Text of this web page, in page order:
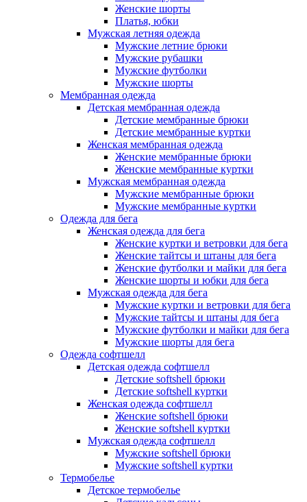
Женские шорты
Платья, юбки
Мужская летняя одежда
Мужские летние брюки
Мужские рубашки
Мужские футболки
Мужские шорты
Мембранная одежда
Детская мембранная одежда
Детские мембранные брюки
Детские мембранные куртки
Женская мембранная одежда
Женские мембранные брюки
Женские мембранные куртки
Мужская мембранная одежда
Мужские мембранные брюки
Мужские мембранные куртки
Одежда для бега
Женская одежда для бега
Женские куртки и ветровки для бега
Женские тайтсы и штаны для бега
Женские футболки и майки для бега
Женские шорты и юбки для бега
Мужская одежда для бега
Мужские куртки и ветровки для бега
Мужские тайтсы и штаны для бега
Мужские футболки и майки для бега
Мужские шорты для бега
Одежда софтшелл
Детская одежда софтшелл
Детские softshell брюки
Детские softshell куртки
Женская одежда софтшелл
Женские softshell брюки
Женские softshell куртки
Мужская одежда софтшелл
Мужские softshell брюки
Мужские softshell куртки
Термобелье
Детское термобелье